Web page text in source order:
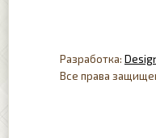
Разработка:
Все права